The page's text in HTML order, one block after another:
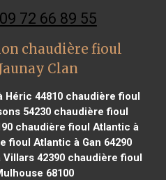
72 66 89 55
chaudière fioul
Clan
44810chaudière fioul
54230chaudière fioul
chaudière fioul Atlantic à
fioul Atlantic à Gan 64290
42390chaudière fioul
68100